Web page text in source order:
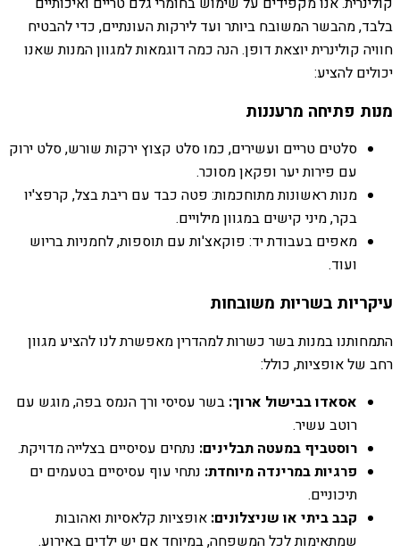
בלבד, מהבשר המשובח ביותר ועד לירקות העונתיים, כדי להבטיח
חוויה קולינרית יוצאת דופן. הנה כמה דוגמאות למגוון המנות שאנו
יכולים להציע:
מנות פתיחה מרעננות
סלטים טריים ועשירים, כמו סלט קצוץ ירקות שורש, סלט ירוק
עם פירות יער ופקאן מסוכר.
מנות ראשונות מתוחכמות: פטה כבד עם ריבת בצל, קרפצ'יו
בקר, מיני קישים במגוון מילויים.
מאפים בעבודת יד: פוקאצ'ות עם תוספות, לחמניות בריוש
ועוד.
עיקריות בשריות משובחות
התמחותנו במנות בשר כשרות למהדרין מאפשרת לנו להציע מגוון
רחב של אופציות, כולל:
אסאדו בבישול ארוך: בשר עסיסי ורך הנמס בפה, מוגש עם
רוטב עשיר.
רוסטביף במעטה תבלינים: נתחים עסיסיים בצלייה מדויקת.
פרגיות במרינדה מיוחדת: נתחי עוף עסיסיים בטעמים ים
תיכוניים.
קבב ביתי או שניצלונים: אופציות קלאסיות ואהובות
שמתאימות לכל המשפחה, במיוחד אם יש ילדים באירוע.